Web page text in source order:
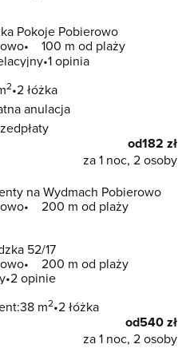
Pokoje Pobierowo
100 m od plaży
1 opinia
2 2 łóżka
anulacja
od182 zł
za 1 noc, 2 osoby
na Wydmach Pobierowo
200 m od plaży
52/17
200 m od plaży
2 opinie
38 m2 2 łóżka
od540 zł
za 1 noc, 2 osoby